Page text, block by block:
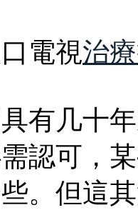
電視治
有几十
認可，
。但這